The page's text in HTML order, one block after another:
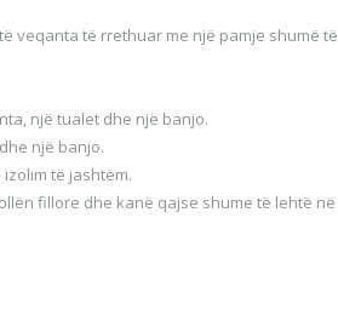
veqanta të rrethuar me një pamje shumë të
një tualet dhe një banjo.
një banjo.
të jashtëm.
fillore dhe kanë qajse shume të lehtë në